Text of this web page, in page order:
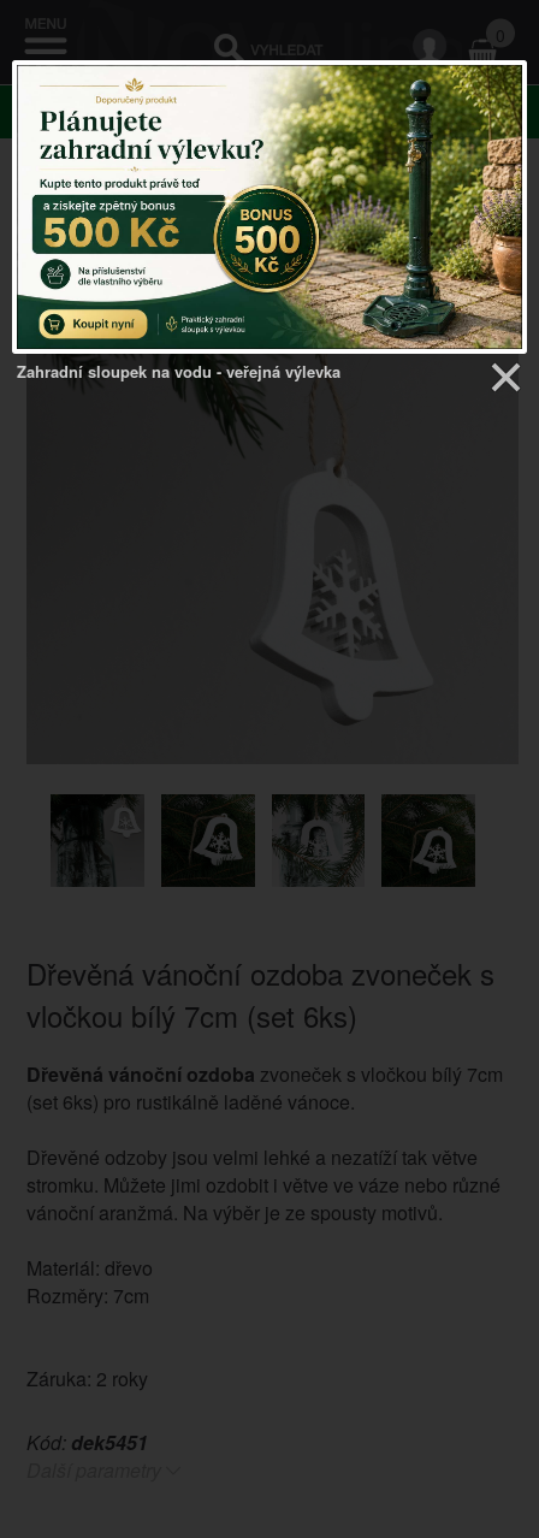
0
KATEGORIE
Venkovský domov ->Vánoční dekorace->Dřevěná
vánoční ozdoba zvoneček s vločkou bílý 7cm (set 6ks)
Dřevěná vánoční ozdoba zvoneček s
vločkou bílý 7cm (set 6ks)
Dřevěná vánoční ozdoba zvoneček s vločkou bílý 7cm
(set 6ks) pro rustikálně laděné vánoce.
Dřevěné odzoby jsou velmi lehké a nezatíží tak větve
stromku. Můžete jimi ozdobit i větve ve váze nebo různé
vánoční aranžmá. Na výběr je ze spousty motivů.
Materiál: dřevo
Rozměry: 7cm
Záruka: 2 roky
Kód: dek5451
Zahradní sloupek na vodu - veřejná výlevka